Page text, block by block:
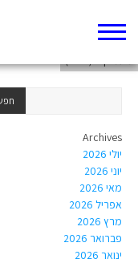
Archives
יולי 2026
יוני 2026
מאי 2026
אפריל 2026
מרץ 2026
פברואר 2026
ינואר 2026